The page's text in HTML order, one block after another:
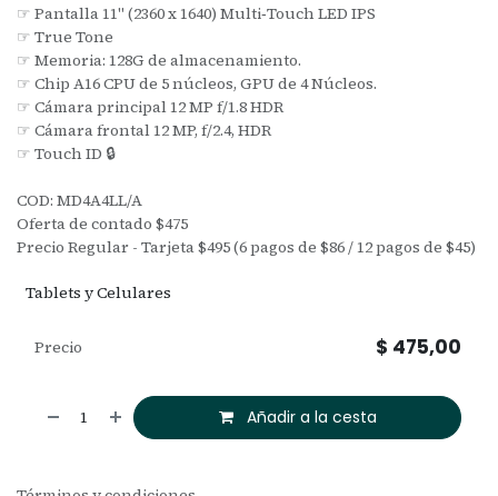
☞ Pantalla 11" (2360 x 1640) Multi‑Touch LED IPS
☞ True Tone
☞ Memoria: 128G de almacenamiento.
☞ Chip A16 CPU de 5 núcleos, GPU de 4 Núcleos.
☞ Cámara principal 12 MP f/1.8 HDR
☞ Cámara frontal 12 MP, f/2.4, HDR
☞ Touch ID 🔒
COD: MD4A4LL/A
Oferta de contado $475
Precio Regular - Tarjeta $495 (6 pagos de $86 / 12 pagos de $45)
Tablets y Celulares
Añadir a la cesta
Precio $ 475,00